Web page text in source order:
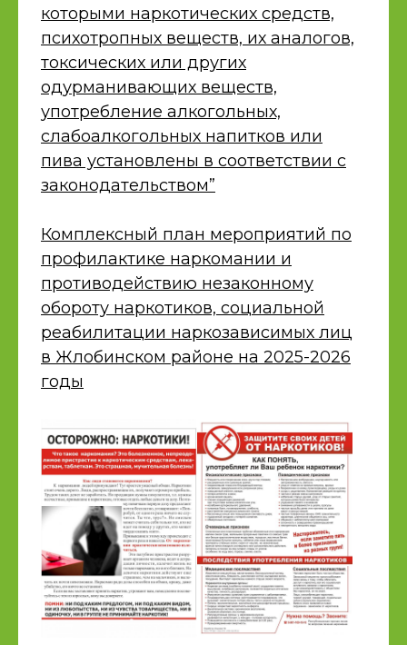
которыми наркотических средств,
психотропных веществ, их аналогов,
токсических или других
одурманивающих веществ,
употребление алкогольных,
слабоалкогольных напитков или
пива установлены в соответствии с
законодательством”
Комплексный план мероприятий по
профилактике наркомании и
противодействию незаконному
обороту наркотиков, социальной
реабилитации наркозависимых лиц
в Жлобинском районе на 2025-2026
годы